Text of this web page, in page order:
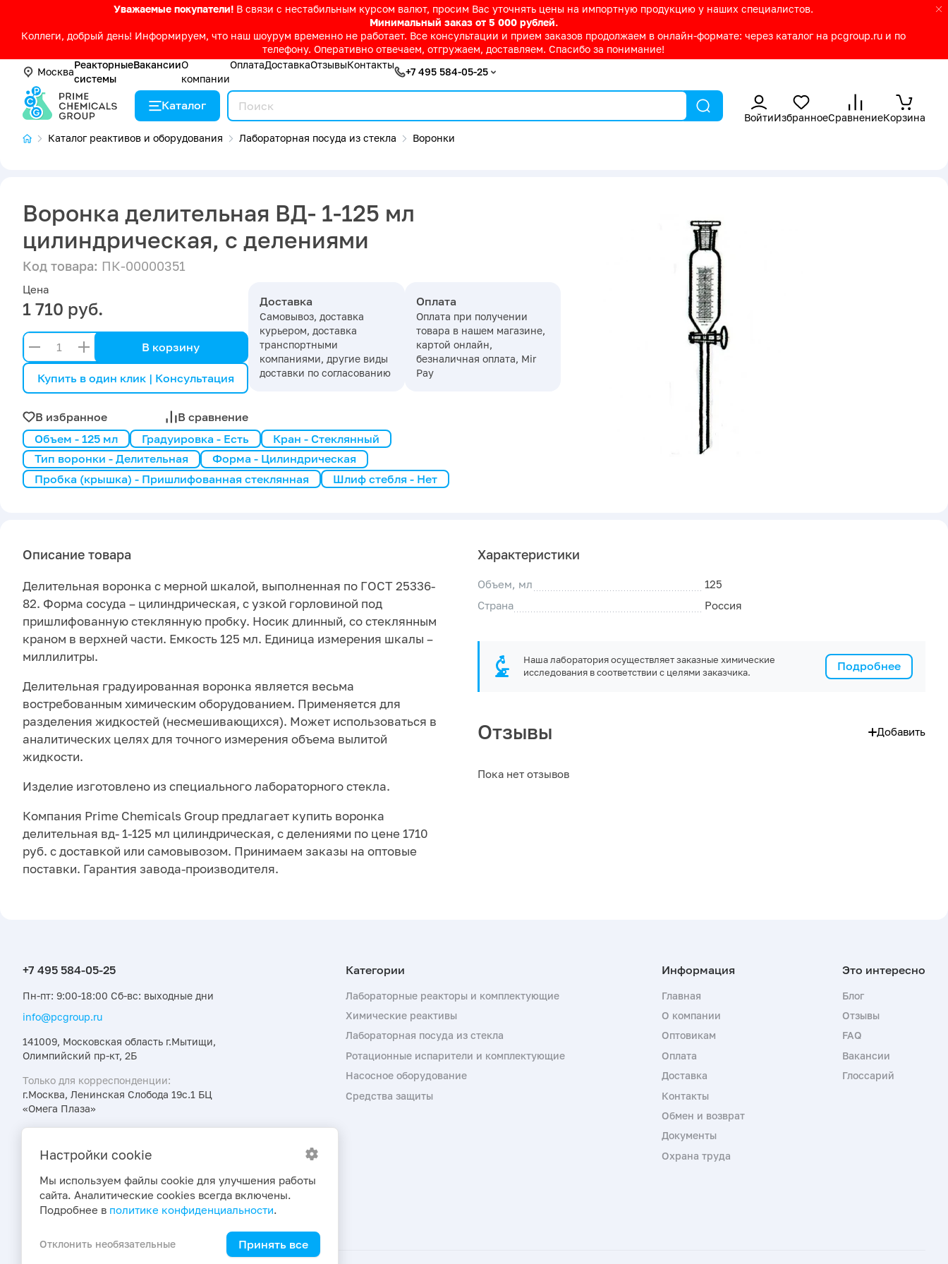
Уважаемые покупатели! В связи с нестабильным курсом валют, просим Вас уточнять цены на импортную продукцию у наших специалистов.
Минимальный заказ от 5 000 рублей.
Коллеги, добрый день! Информируем, что наш шоурум временно не работает. Все консультации и прием заказов продолжаем в онлайн-формате: через каталог на pcgroup.ru и по
телефону. Оперативно отвечаем, отгружаем, доставляем. Спасибо за понимание!
Москва
Реакторные
системы
ВакансииО
компании
ОплатаДоставкаОтзывыКонтакты
+7 495 584-05-25
Каталог
ВойтиИзбранноеСравнениеКорзина
Каталог реактивов и оборудования
Лабораторная посуда из стекла Воронки
Воронка делительная ВД- 1-125 мл
цилиндрическая, с делениями
Код товара: ПК-00000351
Цена
1 710 руб.
В корзину
Купить в один клик | Консультация
В избранное В сравнение
Доставка
Самовывоз, доставка
курьером, доставка
транспортными
компаниями, другие виды
доставки по согласованию
Оплата
Оплата при получении
товара в нашем магазине,
картой онлайн,
безналичная оплата, Mir
Pay
Объем - 125 мл Градуировка - Есть
Кран - Стеклянный
Тип воронки - Делительная
Форма - Цилиндрическая
Пробка (крышка) - Пришлифованная стеклянная
Шлиф стебля - Нет
Описание товара
Делительная воронка с мерной шкалой, выполненная по ГОСТ 25336-
82. Форма сосуда – цилиндрическая, с узкой горловиной под
пришлифованную стеклянную пробку. Носик длинный, со стеклянным
краном в верхней части. Емкость 125 мл. Единица измерения шкалы –
миллилитры.
Делительная градуированная воронка является весьма
востребованным химическим оборудованием. Применяется для
разделения жидкостей (несмешивающихся). Может использоваться в
аналитических целях для точного измерения объема вылитой
жидкости.
Изделие изготовлено из специального лабораторного стекла.
Компания Prime Chemicals Group предлагает купить воронка
делительная вд- 1-125 мл цилиндрическая, с делениями по цене 1710
руб. с доставкой или самовывозом. Принимаем заказы на оптовые
поставки. Гарантия завода-производителя.
Характеристики
Объем, мл
125
Страна
Россия
Подробнее
Наша лаборатория осуществляет заказные химические
исследования в соответствии с целями заказчика.
Отзывы Добавить
Пока нет отзывов
Пн-пт: 9:00-18:00 Сб-вс: выходные дни
info@pcgroup.ru
141009, Московская область г.Мытищи,
Олимпийский пр-кт, 2Б
Только для корреспонденции:
г.Москва, Ленинская Слобода 19с.1 БЦ
«Омега Плаза»
акциях и новостях первыми
Лабораторные реакторы и комплектующие
Химические реактивы
Лабораторная посуда из стекла
Ротационные испарители и комплектующие
Насосное оборудование
Средства защиты
Главная
О компании
Оптовикам
Оплата
Доставка
Контакты
Обмен и возврат
Документы
Охрана труда
Блог
Отзывы
FAQ
Вакансии
Глоссарий
Настройки cookie
Мы используем файлы cookie для улучшения работы
сайта. Аналитические cookies всегда включены.
Подробнее в политике конфиденциальности.
Отклонить необязательные Принять все